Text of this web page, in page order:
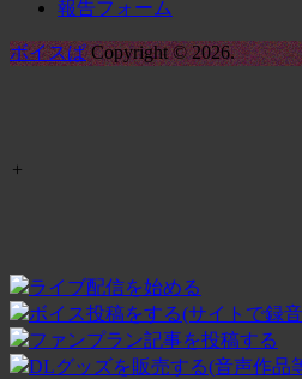
報告フォーム
ボイスぱCopyright © 2026.
+
ライブ配信を始める
ボイス投稿をする(サイトで録
ファンプラン記事を投稿する
DLグッズを販売する(音声作品